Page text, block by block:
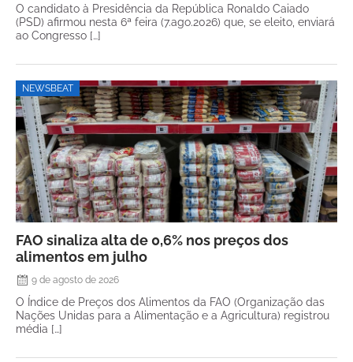
O candidato à Presidência da República Ronaldo Caiado
(PSD) afirmou nesta 6ª feira (7.ago.2026) que, se eleito, enviará
ao Congresso […]
NEWSBEAT
FAO sinaliza alta de 0,6% nos preços dos
alimentos em julho
9 de agosto de 2026
O Índice de Preços dos Alimentos da FAO (Organização das
Nações Unidas para a Alimentação e a Agricultura) registrou
média […]